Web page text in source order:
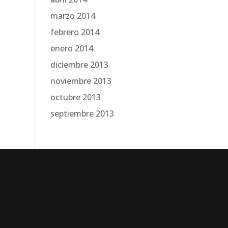
marzo 2014
febrero 2014
enero 2014
diciembre 2013
noviembre 2013
octubre 2013
septiembre 2013